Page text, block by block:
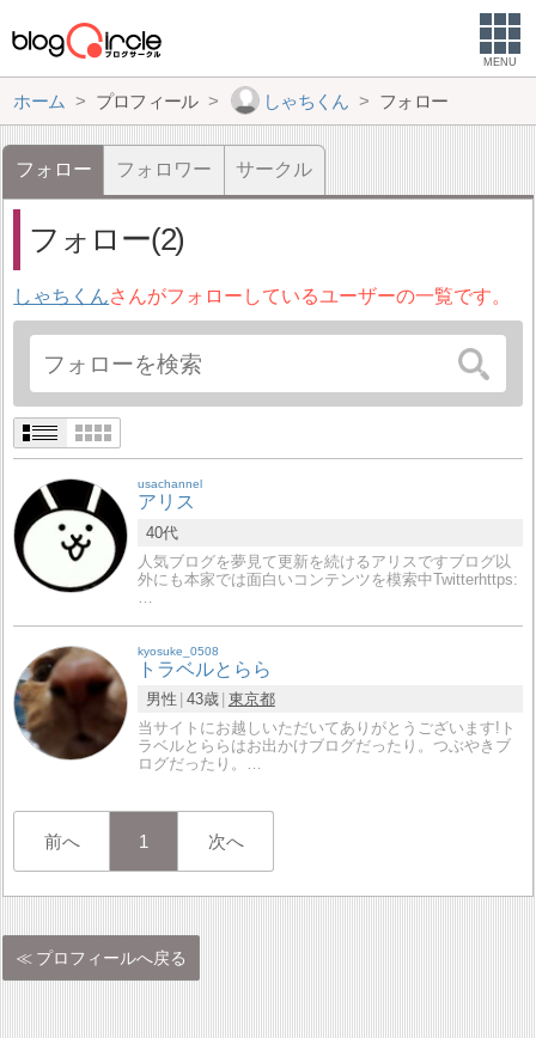
MENU
ホーム プロフィール しゃちくん フォロー
フォロー フォロワー サークル
フォロー(2)
しゃちくんさんがフォローしているユーザーの一覧です。
usachannel
アリス
40代
人気ブログを夢見て更新を続けるアリスですブログ以
外にも本家では面白いコンテンツを模索中Twitterhttps:
kyosuke_0508
トラベルとらら
男性 43歳 東京都
当サイトにお越しいただいてありがとうございます!ト
ラベルとららはお出かけブログだったり。つぶやきブ
ログだったり。…
前へ 1 次へ
プロフィールへ戻る